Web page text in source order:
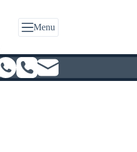
Menu